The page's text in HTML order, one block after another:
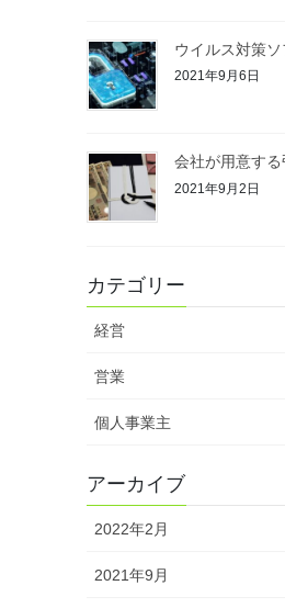
ウイルス対策
2021年9月6日
会社が用意する
2021年9月2日
カテゴリー
経営
営業
個人事業主
アーカイブ
2022年2月
2021年9月